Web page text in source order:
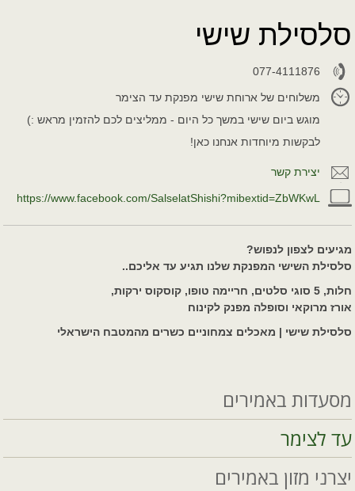
סלסילת שישי
077-4111876
משלוחים של ארוחת שישי מפנקת עד הצימר
מוגש ביום שישי במשך כל היום - ממליצים לכם להזמין מראש :)
לבקשות מיוחדות אנחנו כאן!
יצירת קשר
https://www.facebook.com/SalselatShishi?mibextid=ZbWKwL
מגיעים לצפון לנפוש?
סלסילת השישי המפנקת שלנו תגיע עד אליכם..
חלות, 5 סוגי סלטים, חריימה טופו, קוסקוס ירקות,
אורז מרוקאי וסופלה מפנק לקינוח
סלסילת שישי | מאכלים צמחוניים כשרים מהמטבח הישראלי
מסעדות באמירים
עד לצימר
יצרני מזון באמירים